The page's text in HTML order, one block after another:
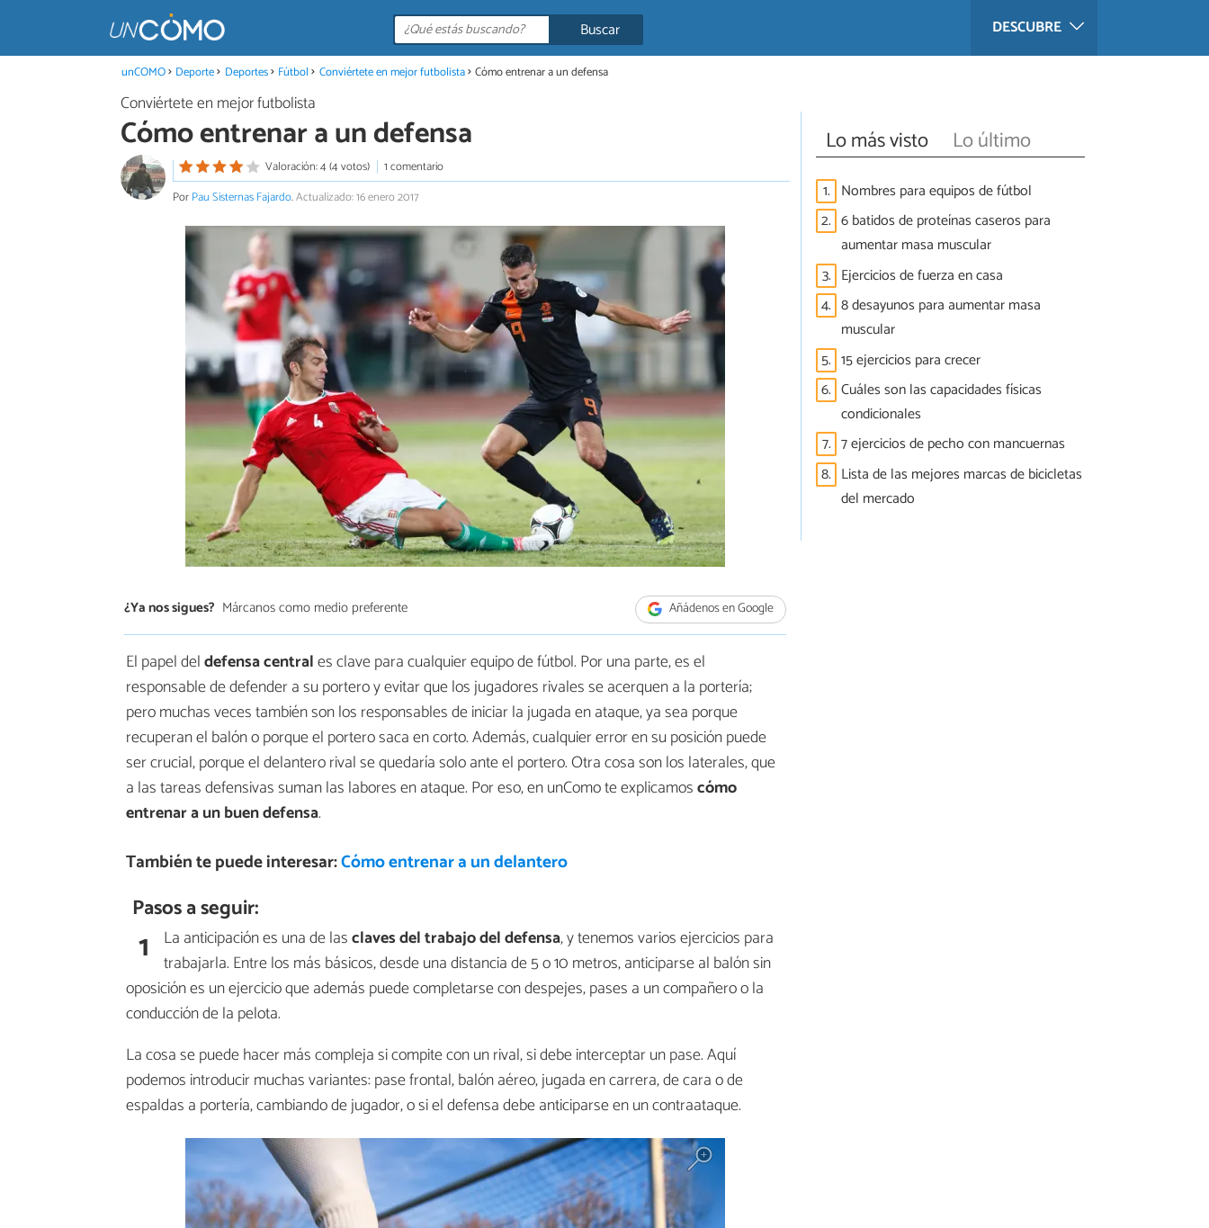
DESCUBRE
Buscar
unCOMO Deporte Deportes Fútbol Conviértete en mejor futbolista Cómo entrenar a un defensa
Conviértete en mejor futbolista
Cómo entrenar a un defensa
Valoración: 4 (4 votos)
1 comentario
PorPau Sisternas Fajardo.Actualizado: 16 enero 2017
¿Ya nos sigues? Márcanos como medio preferente Añádenos en Google
El papel deldefensa centrales clave para cualquier equipo de fútbol. Por una parte, es el
responsable de defender a su portero y evitar que los jugadores rivales se acerquen a la portería;
pero muchas veces también son los responsables de iniciar la jugada en ataque, ya sea porque
recuperan el balón o porque el portero saca en corto. Además, cualquier error en su posición puede
ser crucial, porque el delantero rival se quedaría solo ante el portero. Otra cosa son los laterales, que
a las tareas defensivas suman las labores en ataque. Por eso, en unComo te explicamoscómo
entrenar a un buen defensa.
También te puede interesar:Cómo entrenar a un delantero
Pasos a seguir:
1 La anticipación es una de lasclaves del trabajo del defensa, y tenemos varios ejercicios para
trabajarla. Entre los más básicos, desde una distancia de 5 o 10 metros, anticiparse al balón sin
oposición es un ejercicio que además puede completarse con despejes, pases a un compañero o la
conducción de la pelota.
La cosa se puede hacer más compleja si compite con un rival, si debe interceptar un pase. Aquí
podemos introducir muchas variantes: pase frontal, balón aéreo, jugada en carrera, de cara o de
espaldas a portería, cambiando de jugador, o si el defensa debe anticiparse en un contraataque.
Lo más visto Lo último
1. Nombres para equipos de fútbol
2. 6 batidos de proteínas caseros para
aumentar masa muscular
3. Ejercicios de fuerza en casa
4. 8 desayunos para aumentar masa
muscular
5. 15 ejercicios para crecer
6. Cuáles son las capacidades físicas
condicionales
7. 7 ejercicios de pecho con mancuernas
8. Lista de las mejores marcas de bicicletas
del mercado